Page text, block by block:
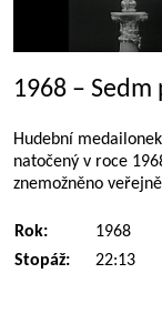
1968 –
Hudební
natočený v roce
znemožněno
Rok:
1968
Stopáž:
22:13